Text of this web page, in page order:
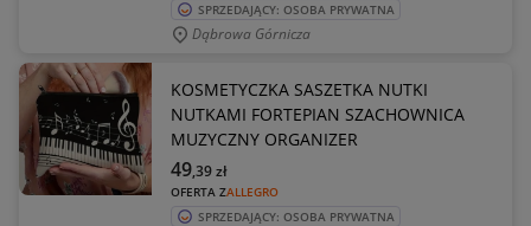
SPRZEDAJĄCY: OSOBA PRYWATNA
Dąbrowa Górnicza
KOSMETYCZKA SASZETKA NUTKI
NUTKAMI FORTEPIAN SZACHOWNICA
MUZYCZNY ORGANIZER
OFERTA ZALLEGRO
49,39zł
SPRZEDAJĄCY: OSOBA PRYWATNA